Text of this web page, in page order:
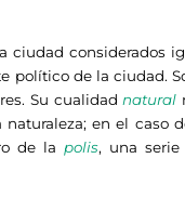
considerados
político de la ciudad.
Su cualidad natural
en el caso
de la polis, una